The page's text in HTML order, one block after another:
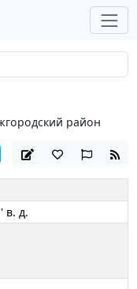
район
в. д.